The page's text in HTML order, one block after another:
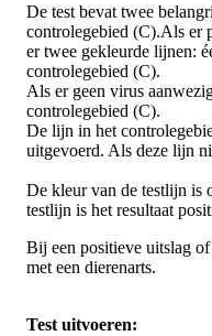
De test bevat twee
controlegebied (C).Als er
er twee gekleurde lijnen:
controlegebied (C).
Als er geen virus
controlegebied (C).
De lijn in het
uitgevoerd. Als deze lijn
De kleur van de testlijn is
testlijn is het resultaat
Bij een positieve uitslag
met een dierenarts.
Test uitvoeren: